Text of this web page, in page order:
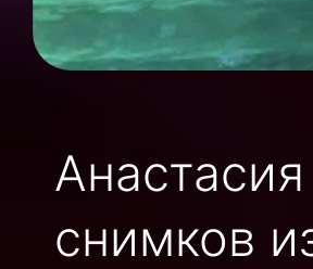
снимков